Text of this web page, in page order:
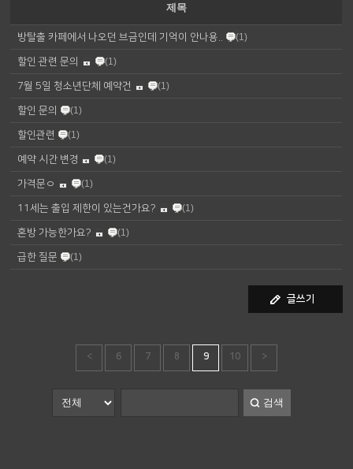
제목
방탈출 카페에서 나오던 브금인데 기억이 안나용.. (1)
할인 관련 문의 (1)
7월 5일 청소년단체 예약건 (1)
할인 문의 (1)
할인관련 (1)
예약 시간 변경 (1)
가격문ㅇ (1)
11세는 출입 제한이 있는건가요? (1)
혼방 가능한가요? (1)
급한 질문 (1)
글쓰기
< 6 7 8 9 10 >
검색